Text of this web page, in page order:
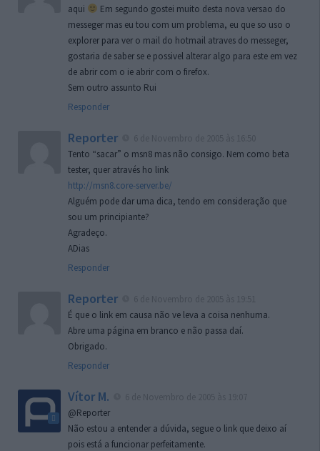
aqui
Em segundo gostei muito desta nova versao do
messeger mas eu tou com um problema, eu que so uso o
explorer para ver o mail do hotmail atraves do messeger,
gostaria de saber se e possivel alterar algo para este em vez
de abrir com o ie abrir com o firefox.
Sem outro assunto Rui
Responder
Reporter
Tento “sacar” o msn8 mas não consigo. Nem como beta
tester, quer através ho link
http://msn8.core-server.be/
Alguém pode dar uma dica, tendo em consideração que
sou um principiante?
Agradeço.
ADias
Responder
Reporter
É que o link em causa não ve leva a coisa nenhuma.
Abre uma página em branco e não passa daí.
Obrigado.
Responder
Vítor M.
@Reporter
Não estou a entender a dúvida, segue o link que deixo aí
pois está a funcionar perfeitamente.